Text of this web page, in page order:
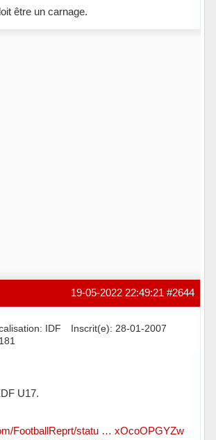
être un carnage.
#2644
19-05-2022 22:49:21
IDF
Inscrit(e): 28-01-2007
U17.
FootballReprt/statu … xOcoOPGYZw